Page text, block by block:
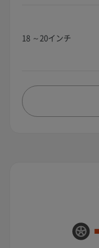
18 ～20インチ